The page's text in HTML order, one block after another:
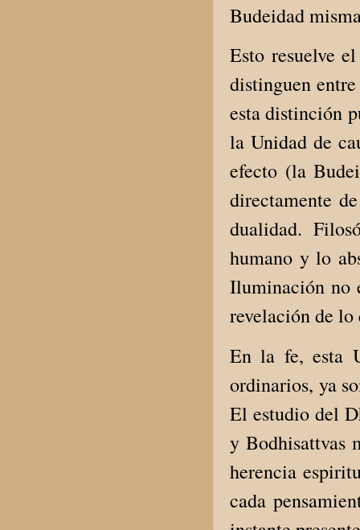
Budeidad
Esto resuelve
distinguen
esta distinción
la Unidad de
efecto (la
directamente
dualidad.
humano y lo
Iluminación no
revelación de lo
En la fe, esta
ordinarios, ya
El estudio del
y Bodhisattvas
herencia
cada